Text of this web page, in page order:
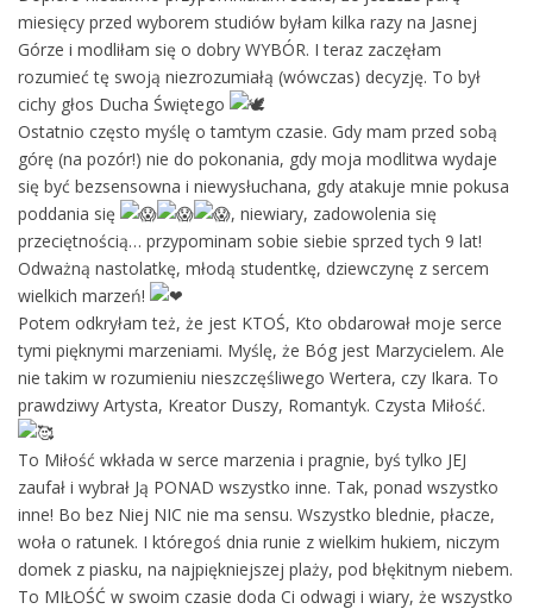
miesięcy przed wyborem studiów byłam kilka razy na Jasnej
Górze i modliłam się o dobry WYBÓR. I teraz zaczęłam
rozumieć tę swoją niezrozumiałą (wówczas) decyzję. To był
cichy głos Ducha Świętego
Ostatnio często myślę o tamtym czasie. Gdy mam przed sobą
górę (na pozór!) nie do pokonania, gdy moja modlitwa wydaje
się być bezsensowna i niewysłuchana, gdy atakuje mnie pokusa
poddania się
, niewiary, zadowolenia się
przeciętnością… przypominam sobie siebie sprzed tych 9 lat!
Odważną nastolatkę, młodą studentkę, dziewczynę z sercem
wielkich marzeń!
Potem odkryłam też, że jest KTOŚ, Kto obdarował moje serce
tymi pięknymi marzeniami. Myślę, że Bóg jest Marzycielem. Ale
nie takim w rozumieniu nieszczęśliwego Wertera, czy Ikara. To
prawdziwy Artysta, Kreator Duszy, Romantyk. Czysta Miłość.
To Miłość wkłada w serce marzenia i pragnie, byś tylko JEJ
zaufał i wybrał Ją PONAD wszystko inne. Tak, ponad wszystko
inne! Bo bez Niej NIC nie ma sensu. Wszystko blednie, płacze,
woła o ratunek. I któregoś dnia runie z wielkim hukiem, niczym
domek z piasku, na najpiękniejszej plaży, pod błękitnym niebem.
To MIŁOŚĆ w swoim czasie doda Ci odwagi i wiary, że wszystko